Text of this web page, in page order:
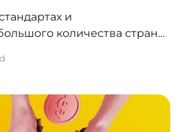
и
количества стран
сокращенно KYC, под
финансовыми и
по идентификации и